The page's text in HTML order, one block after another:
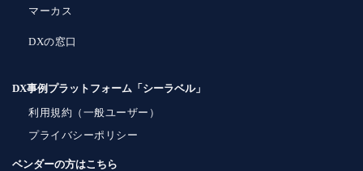
マーカス
DXの窓口
DX事例プラットフォーム「シーラベル」
利用規約（一般ユーザー）
プライバシーポリシー
ベンダーの方はこちら